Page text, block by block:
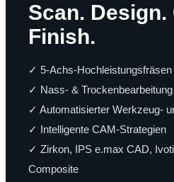
Scan. Design.
Finish.
✓ 5-Achs-Hochleistungsfräsen
✓ Nass- & Trockenbearbeitung
✓ Automatisierter Werkzeug-
✓ Intelligente CAM-Strategien
✓ Zirkon, IPS e.max CAD,
Composite